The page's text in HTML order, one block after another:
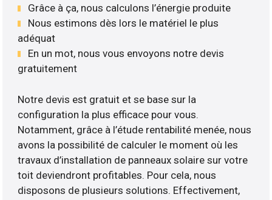
Grâce à ça, nous calculons l’énergie produite
Nous estimons dès lors le matériel le plus
adéquat
En un mot, nous vous envoyons notre devis
gratuitement
Notre devis est gratuit et se base sur la
configuration la plus efficace pour vous.
Notamment, grâce à l’étude rentabilité menée, nous
avons la possibilité de calculer le moment où les
travaux d’installation de panneaux solaire sur votre
toit deviendront profitables. Pour cela, nous
disposons de plusieurs solutions. Effectivement,